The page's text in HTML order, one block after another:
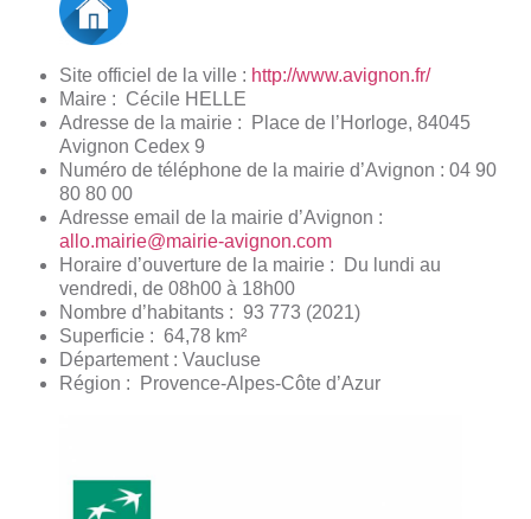
Site officiel de la ville : http://www.avignon.fr/
Maire : Cécile HELLE
Adresse de la mairie : Place de l’Horloge, 84045
Avignon Cedex 9
Numéro de téléphone de la mairie d’Avignon : 04 90
80 80 00
Adresse email de la mairie d’Avignon :
allo.mairie@mairie-avignon.com
Horaire d’ouverture de la mairie : Du lundi au
vendredi, de 08h00 à 18h00
Nombre d’habitants : 93 773 (2021)
Superficie : 64,78 km²
Département : Vaucluse
Région : Provence-Alpes-Côte d’Azur